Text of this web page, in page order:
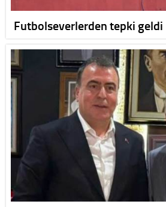
Futbolseverlerden tepki geldi